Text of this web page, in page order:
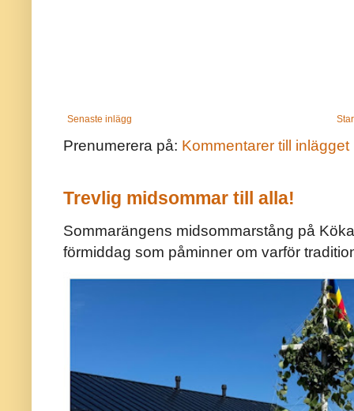
Senaste inlägg
Prenumerera på: Kommentarer till inlägget
Trevlig midsommar till alla!
Sommarängens midsommarstång på
förmiddag som påminner om varför